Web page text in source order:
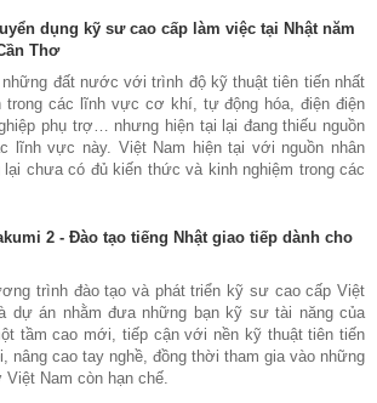
dụng kỹ sư cao cấp làm việc tại Nhật năm
Thơ
những đất nước với trình độ kỹ thuật tiên tiến nhất
trong các lĩnh vực cơ khí, tự động hóa, điện điện
phụ trợ… nhưng hiện tại lại đang thiếu nguồn
lĩnh vực này. Việt Nam hiện tại với nguồn nhân
lại chưa có đủ kiến thức và kinh nghiệm trong các
2 - Đào tạo tiếng Nhật giao tiếp dành cho
trình đào tạo và phát triển kỹ sư cao cấp Việt
dự án nhằm đưa những bạn kỹ sư tài năng của
tầm cao mới, tiếp cận với nền kỹ thuật tiên tiến
nâng cao tay nghề, đồng thời tham gia vào những
Nam còn hạn chế.